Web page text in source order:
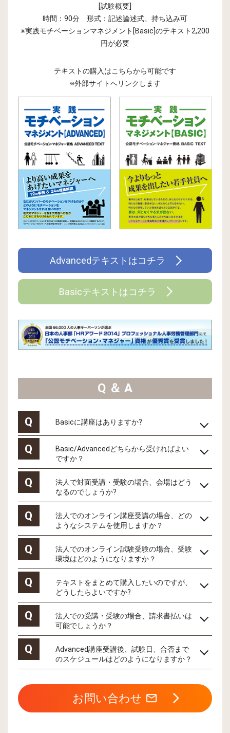
[試験概要]
時間：90分 形式：記述論述式、持ち込み可
※実践モチベーションマネジメント[Basic]のテキスト2,200
円が必要
テキストの購入はこちらから可能です
※外部サイトへリンクします
Advancedテキストはコチラ
Basicテキストはコチラ
Q ＆ A
Q Basicに講座はありますか?
Q
Basic/Advancedどちらから受ければよい
ですか？
Q
法人で対面受講・受験の場合、会場はどう
なるのでしょうか?
Q
法人でのオンライン講座受講の場合、どの
ようなシステムを使用しますか？
Q
法人でのオンライン試験受験の場合、受験
環境はどのようになりますか？
Q
テキストをまとめて購入したいのですが、
どうしたらよいですか?
Q
法人での受講・受験の場合、請求書払いは
可能でしょうか？
Q
Advanced講座受講後、試験日、合否まで
のスケジュールはどのようになりますか？
お問い合わせ